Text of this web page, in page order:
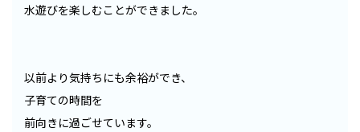
水遊びを楽しむことができました。
以前より気持ちにも余裕ができ、
子育ての時間を
前向きに過ごせています。